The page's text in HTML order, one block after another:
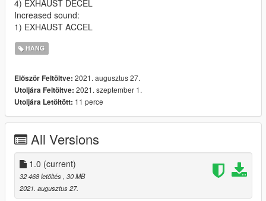
4) EXHAUST DECEL
Increased sound:
1) EXHAUST ACCEL
HANG
Először Feltöltve: 2021. augusztus 27.
Utoljára Feltöltve: 2021. szeptember 1.
Utoljára Letöltött: 11 perce
All Versions
1.0 (current)
32 468 letöltés , 30 MB
2021. augusztus 27.